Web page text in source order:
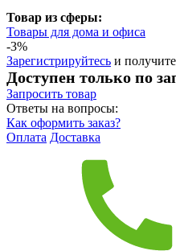
Товар из сферы:
Товары для дома и офиса
-3%
Зарегистрируйтесь и
Доступен только по
Запросить товар
Ответы на вопросы:
Как оформить заказ?
Оплата Доставка